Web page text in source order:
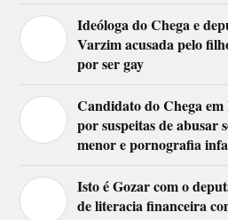
Ideóloga do Chega e
Varzim acusada pelo
por ser gay
Candidato do Chega
por suspeitas de abusar
menor e pornografia
Isto é Gozar com o
de literacia financeira